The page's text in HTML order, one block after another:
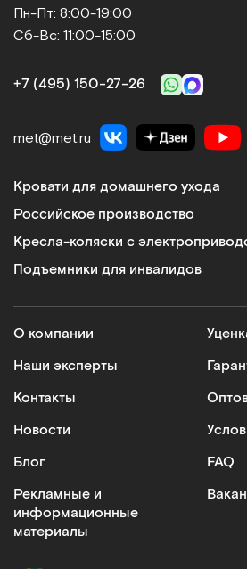
Пн-Пт: 8:00-19:00
Сб-Вс: 11:00-15:00
+7 (495) 150‑27‑26
met@met.ru
Кровати для домашнего ухода
Российское производство
Кресла-коляски с
Подъемники для инвалидов
О компании
Наши эксперты
Контакты
Новости
Блог
Рекламные и
информационные
материалы
FAQ